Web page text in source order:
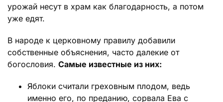
урожай несут в храм как благодарность, а потом
уже едят.
В народе к церковному правилу добавили
собственные объяснения, часто далекие от
богословия. Самые известные из них:
Яблоки считали греховным плодом, ведь
именно его, по преданию, сорвала Ева с